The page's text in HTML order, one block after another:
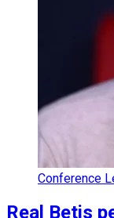
Conference
Real Betis